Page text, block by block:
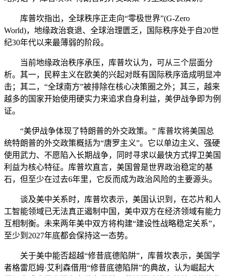
库普坎指出，全球秩序正走向“零极世界”(G-Zero
World)，地缘政治衰退、全球治理匮乏，国际秩序处于自20世
纪30年代以来最薄弱的阶段。
当前地缘政治秩序承压，库普坎认为，可从三个层面分
析。其一，民粹主义在欧美的兴起对既有国际秩序造成明显冲
击；其二，“全球南方”被排除在核心决策圈之外；其三，越来
越多的国家开始使用硬实力来追求自身利益，美伊战争即为例
证。
“美伊战争体现了特朗普的外交政策。” 库普坎将美国总
统特朗普的外交政策概括为“唐罗主义”。它以单边主义、强硬
使用武力、不愿陷入长期战争，同时寻求以最快方式捍卫美国
利益为核心特征。库普坎直言，美国曾是世界政治稳定的基
石，但至少在过去6年里，它反而成为政治风险的主要源头。
谈及美中关系时，库普坎表示，美国认识到，在芯片和人
工智能领域已无法真正遏制中国，美中双方在经济领域有能力
互相制衡。未来两年美中双方将构建“建设性战略稳定关系”，
至少到2027年底都会保持这一态势。
关于美中能否超越“修昔底德陷阱”，库普坎表示，美国学
者格雷厄姆·艾利森借用“修昔底德陷阱”的典故，认为崛起大